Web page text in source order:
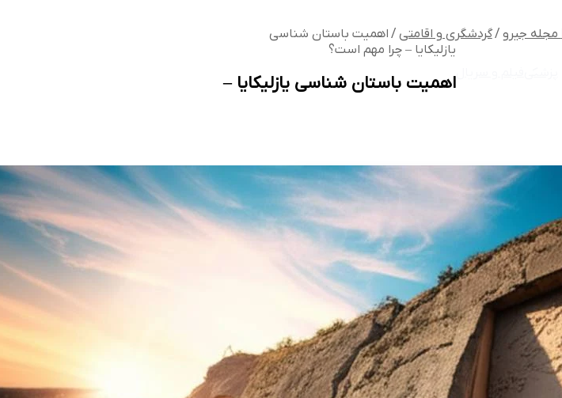
فیلم و سریال
مجله جیرو /گردشگری و اقامتی / اهمیت باستان شناسی
یازلیکایا – چرا مهم است؟
اهمیت باستان شناسی یازلیکایا –